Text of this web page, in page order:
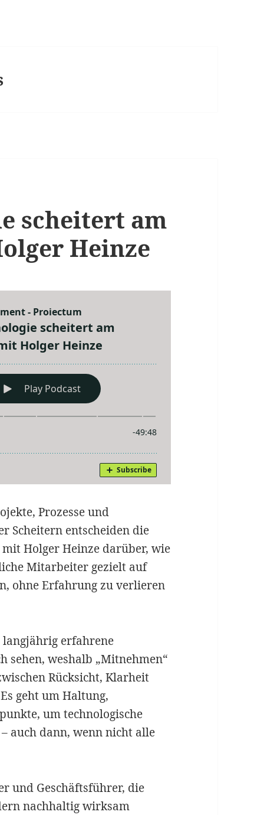
scheitert am
Heinze
Prozesse und
Scheitern entscheiden die
Holger Heinze darüber, wie
Mitarbeiter gezielt auf
ohne Erfahrung zu verlieren
erfahrene
weshalb „Mitnehmen“
Rücksicht, Klarheit
geht um Haltung,
um technologische
auch dann, wenn nicht alle
und Geschäftsführer, die
nachhaltig wirksam